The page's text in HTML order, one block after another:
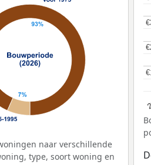
naar verschillende
type, soort woning en